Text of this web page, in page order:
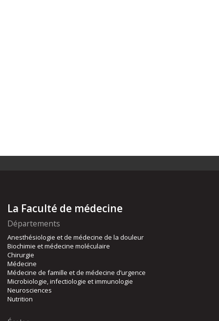
La Faculté de médecine
Départements
Anesthésiologie et de médecine de la douleur
Biochimie et médecine moléculaire
Chirurgie
Médecine
Médecine de famille et de médecine d’urgence
Microbiologie, infectiologie et immunologie
Neurosciences
Nutrition